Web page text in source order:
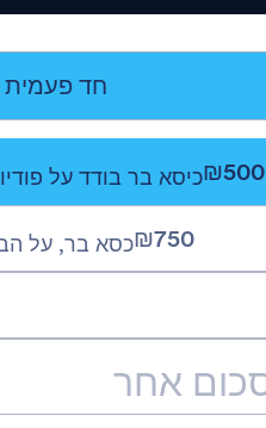
חד פעמית
₪500כיסא בר בודד על
₪750כסא בר, על